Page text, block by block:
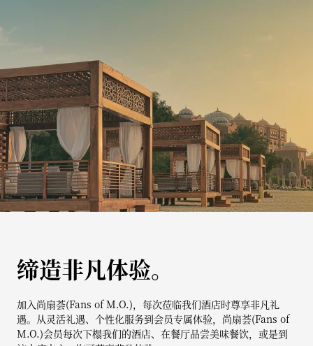
缔造非凡体验。
加入尚扇荟(Fans of M.O.)，每次莅临我们酒店时尊享非凡礼
遇。从灵活礼遇、个性化服务到会员专属体验，尚扇荟(Fans of
M.O.)会员每次下榻我们的酒店、在餐厅品尝美味餐饮，或是到